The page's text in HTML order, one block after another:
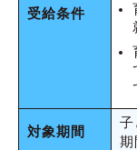
受給条件
対象期間
子
期